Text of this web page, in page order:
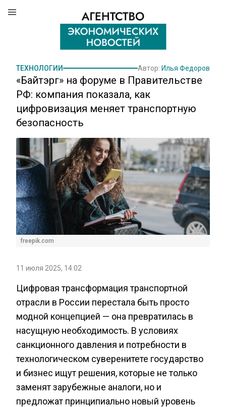
ТЕХНОЛОГИИ Автор: Илья Федоров
«Байтэрг» на форуме в Правительстве
РФ: компания показала, как
цифровизация меняет транспортную
безопасность
freepik.com
11 июля 2025, 14:02
Цифровая трансформация транспортной
отрасли в России перестала быть просто
модной концепцией — она превратилась в
насущную необходимость. В условиях
санкционного давления и потребности в
технологическом суверенитете государство
и бизнес ищут решения, которые не только
заменят зарубежные аналоги, но и
предложат принципиально новый уровень